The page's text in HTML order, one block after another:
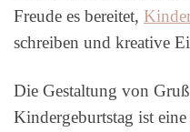
Freude es bereitet,
schreiben und kreative
Die Gestaltung von
Kindergeburtstag ist